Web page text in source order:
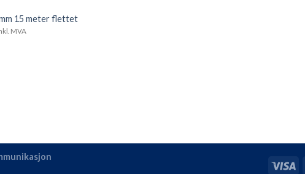
15 meter flettet
MVA